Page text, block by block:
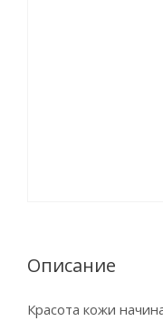
Описание
Красота кожи